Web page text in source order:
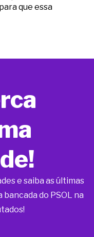
que essa
e saiba as últimas
do PSOL na